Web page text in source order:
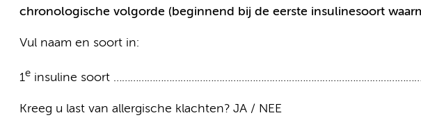
chronologische volgorde (beginnend bij de eerste insulinesoort
Vul naam en soort in:
1e insuline soort
Kreeg u last van allergische klachten? JA / NEE